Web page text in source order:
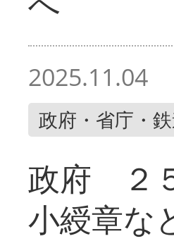
2025.11.04
政府・省庁・
政府 ２
小綬章な